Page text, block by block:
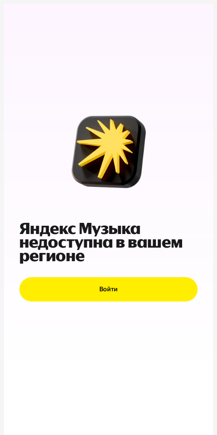
Яндекс Музыка
недоступна в вашем
регионе
Войти